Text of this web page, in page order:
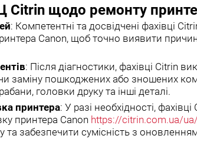
Citrin щодо ремонту
: Компетентні та досвідчені фахівці
Canon, щоб точно виявити
: Після діагностики, фахівці Citrin
заміну пошкоджених або зношених
головки друку та інші деталі.
принтера: У разі необхідності,
принтера Canon https://citrin.com.ua/
та забезпечити сумісність з